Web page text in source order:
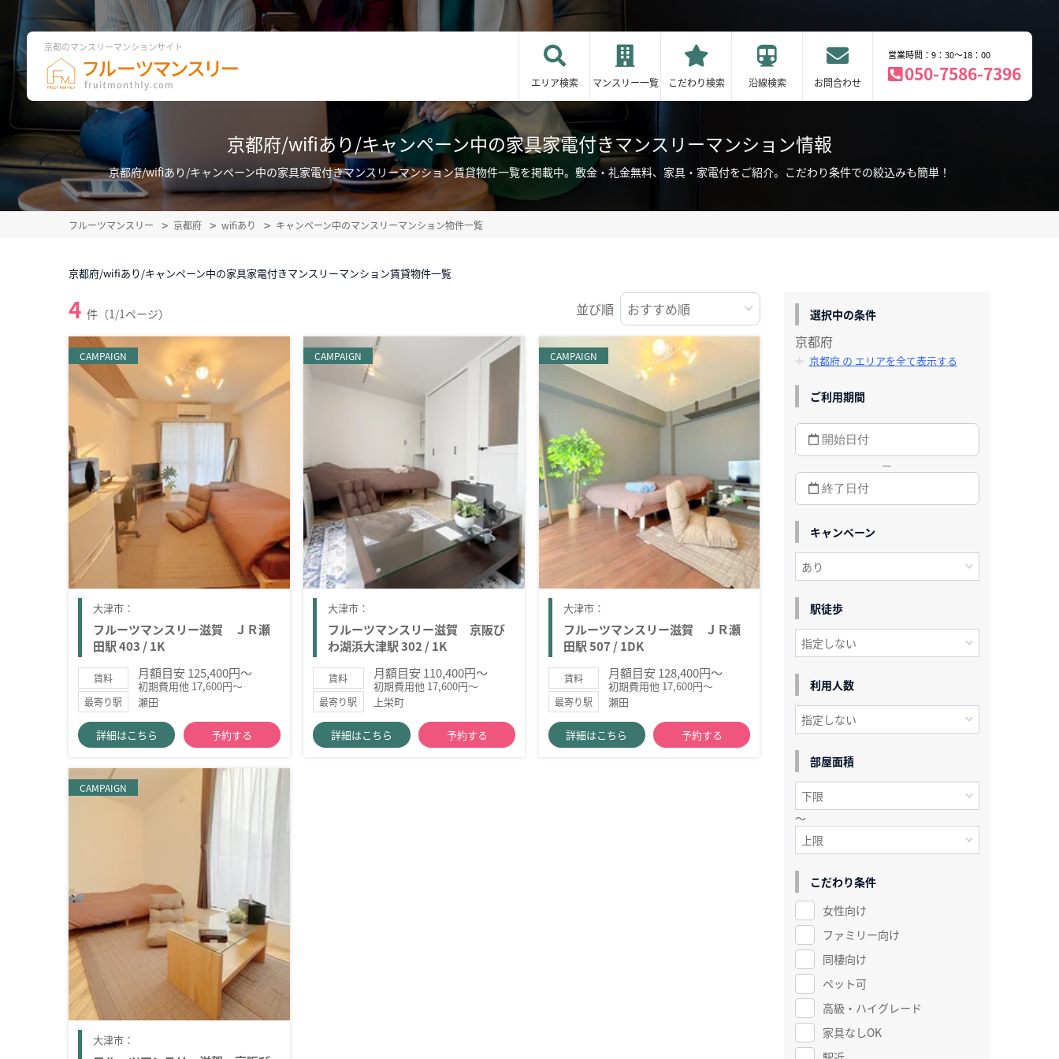
京都のマンスリーマンションサイト
エリア検索 マンスリー一覧 こだわり検索 沿線検索 お問合わせ
営業時間：9：30～18：00
050-7586-7396
京都府/wifiあり/キャンペーン中の家具家電付きマンスリーマンション情報
京都府/wifiあり/キャンペーン中の家具家電付きマンスリーマンション賃貸物件一覧を掲載中。敷金・礼金無料、家具・家電付をご紹介。こだわり条件での絞込みも簡単！
フルーツマンスリー 京都府 wifiあり キャンペーン中のマンスリーマンション物件一覧
京都府/wifiあり/キャンペーン中の家具家電付きマンスリーマンション賃貸物件一覧
4 件（1/1ページ） 並び順
CAMPAIGN
大津市：
フルーツマンスリー滋賀 ＪＲ瀬
田駅 403 / 1K
賃料 月額目安 125,400円～
初期費用他 17,600円～
最寄り駅 瀬田
詳細はこちら 予約する
CAMPAIGN
大津市：
フルーツマンスリー滋賀 京阪び
わ湖浜大津駅 302 / 1K
賃料 月額目安 110,400円～
初期費用他 17,600円～
最寄り駅 上栄町
詳細はこちら 予約する
CAMPAIGN
大津市：
フルーツマンスリー滋賀 ＪＲ瀬
田駅 507 / 1DK
賃料 月額目安 128,400円～
初期費用他 17,600円～
最寄り駅 瀬田
詳細はこちら 予約する
CAMPAIGN
大津市：
選択中の条件
京都府
京都府 の エリアを全て表示する
ご利用期間
—
キャンペーン
駅徒歩
利用人数
部屋面積
～
こだわり条件
女性向け
ファミリー向け
同棲向け
ペット可
高級・ハイグレード
家具なしOK